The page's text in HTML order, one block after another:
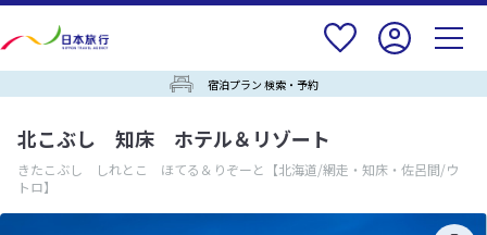
宿泊プラン 検索・予約
北こぶし 知床 ホテル＆リゾート
きたこぶし しれとこ ほてる＆りぞーと
【北海道/網走・知床・佐呂間/ウ
トロ】